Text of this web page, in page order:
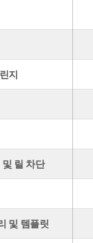
지
릴 차단
및 템플릿